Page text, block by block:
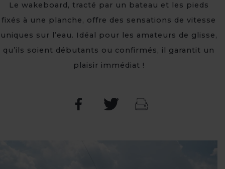
Le wakeboard, tracté par un bateau et les pieds
fixés à une planche, offre des sensations de vitesse
uniques sur l’eau. Idéal pour les amateurs de glisse,
qu’ils soient débutants ou confirmés, il garantit un
plaisir immédiat !